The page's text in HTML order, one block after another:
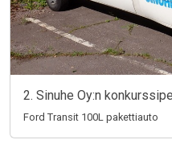
2. Sinuhe Oy:n
Ford Transit 100L pakettiauto